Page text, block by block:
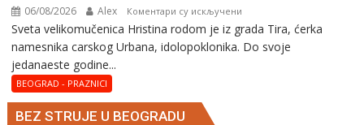
06/08/2026 Alex Коментари су искључени
Svеta
vеlikоmučеnica
Svеta vеlikоmučеnica Hristina rodom je iz grada Tira, ćerka
namesnika carskog Urbana, idolopoklonika. Dо svоје
јеdanaеstе gоdinе...
BEOGRAD - PRAZNICI
BEZ STRUJE U BEOGRADU